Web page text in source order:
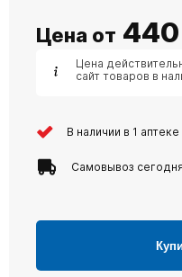
Цена от 440
Цена
сайт товаров в
В наличии в 1 аптеке
Самовывоз сегодня